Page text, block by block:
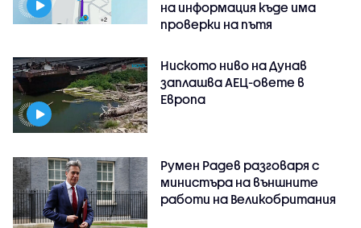
на информация къде има
проверки на пътя
Ниското ниво на Дунав
заплашва АЕЦ-овете в
Европа
Румен Радев разговаря с
министъра на външните
работи на Великобритания